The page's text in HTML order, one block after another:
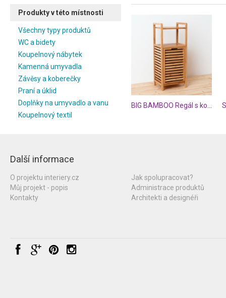
Produkty v této místnosti
Všechny typy produktů
WC a bidety
Koupelnový nábytek
Kamenná umyvadla
Závěsy a koberečky
Praní a úklid
Doplňky na umyvadlo a vanu
Koupelnový textil
Další informace
O projektu interiery.cz
Můj projekt - popis
Kontakty
Jak spolupracovat?
Administrace produktů
Architekti a designéři